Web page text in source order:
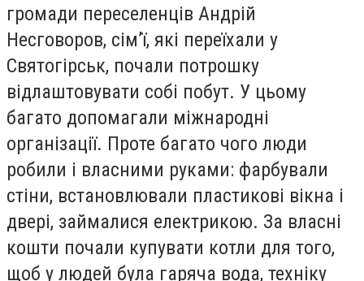
громади переселенців Андрій
Несговоров, сім’ї, які переїхали у
Святогірськ, почали потрошку
відлаштовувати собі побут. У цьому
багато допомагали міжнародні
організації. Проте багато чого люди
робили і власними руками: фарбували
стіни, встановлювали пластикові вікна і
двері, займалися електрикою. За власні
кошти почали купувати котли для того,
щоб у людей була гаряча вода, техніку